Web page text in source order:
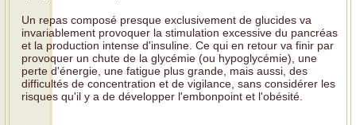
Un repas composé presque exclusivement de glucides va
invariablement provoquer la stimulation excessive du pancréas
et la production intense d'insuline. Ce qui en retour va finir par
provoquer un chute de la glycémie (ou hypoglycémie), une
perte d'énergie, une fatigue plus grande, mais aussi, des
difficultés de concentration et de vigilance, sans considérer les
risques qu'il y a de développer l'embonpoint et l'obésité.